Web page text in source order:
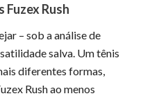
Rush
– sob a análise de
salva. Um tênis
diferentes formas,
Rush ao menos